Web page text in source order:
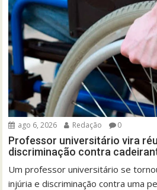
ago 6, 2026 Redação 0
Professor universitário vira
discriminação contra
Um professor universitário se
injúria e discriminação contra uma